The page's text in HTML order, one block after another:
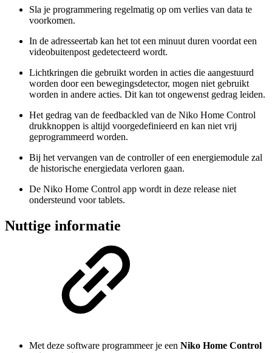
Sla je programmering regelmatig op om verlies van data te
voorkomen.
In de adresseertab kan het tot een minuut duren voordat een
videobuitenpost gedetecteerd wordt.
Lichtkringen die gebruikt worden in acties die aangestuurd
worden door een bewegingsdetector, mogen niet gebruikt
worden in andere acties. Dit kan tot ongewenst gedrag leiden.
Het gedrag van de feedbackled van de Niko Home Control
drukknoppen is altijd voorgedefinieerd en kan niet vrij
geprogrammeerd worden.
Bij het vervangen van de controller of een energiemodule zal
de historische energiedata verloren gaan.
De Niko Home Control app wordt in deze release niet
ondersteund voor tablets.
Nuttige informatie
Met deze software programmeer je een Niko Home Control